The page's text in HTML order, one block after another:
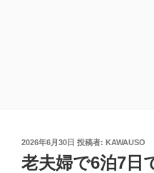
投
稿
日:
2026年6月30日 投稿者: KAWAUSO
老夫婦で6泊7日